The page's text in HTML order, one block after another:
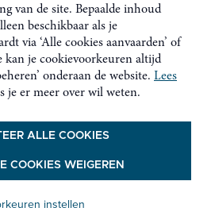
van de site. Bepaalde inhoud
beschikbaar als je
via ‘Alle cookies aanvaarden’ of
kan je cookievoorkeuren altijd
onderaan de website. Lees
je er meer over wil weten.
ALLE COOKIES
COOKIES WEIGEREN
instellen
de eigen successierechten als
erfgenaam. Zo houdt uw
er netto meer aan over.
.
uw testament een legaat na te
dit eerst te bespreken met uw
www.notaris.be). Daarnaast
ook ons in vertrouwen te